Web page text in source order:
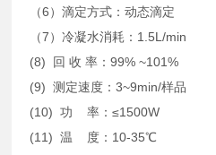
（6）滴定方式：动态滴定
（7）冷凝水消耗：1.5L/min
(8) 回 收 率：99% ~101%
(9) 测定速度：3~9min/样品
(10) 功 率：≤1500W
(11) 温 度：10-35℃